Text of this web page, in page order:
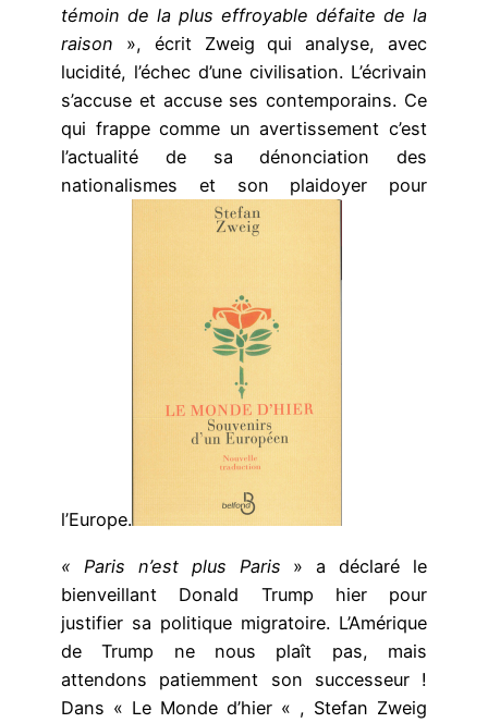
témoin de la plus effroyable défaite de la
raison », écrit Zweig qui analyse, avec
lucidité, l’échec d’une civilisation. L’écrivain
s’accuse et accuse ses contemporains. Ce
qui frappe comme un avertissement c’est
l’actualité de sa dénonciation des
nationalismes et son plaidoyer pour
l’Europe.
« Paris n’est plus Paris » a déclaré le
bienveillant Donald Trump hier pour
justifier sa politique migratoire. L’Amérique
de Trump ne nous plaît pas, mais
attendons patiemment son successeur !
Dans « Le Monde d’hier « , Stefan Zweig